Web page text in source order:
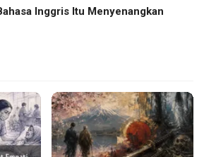
Inggris Itu Menyenangkan